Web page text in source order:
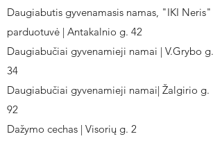
Daugiabutis gyvenamasis namas, "IKI Neris"
parduotuvė | Antakalnio g. 42
Daugiabučiai gyvenamieji namai | V.Grybo g.
34
Daugiabučiai gyvenamieji namai| Žalgirio g.
92
Dažymo cechas | Visorių g. 2